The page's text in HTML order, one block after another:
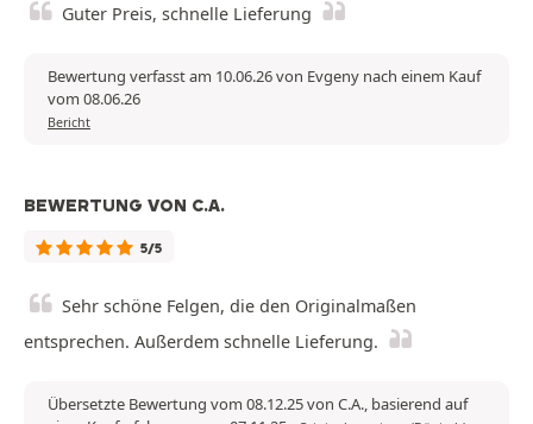
Guter Preis, schnelle Lieferung
Bewertung verfasst am 10.06.26 von Evgeny nach einem Kauf
vom 08.06.26
Bericht
BEWERTUNG VON C.A.
5/5
Sehr schöne Felgen, die den Originalmaßen
entsprechen. Außerdem schnelle Lieferung.
Übersetzte Bewertung vom 08.12.25 von C.A., basierend auf